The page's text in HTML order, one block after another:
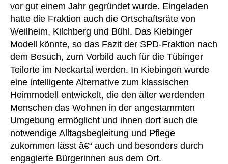
vor gut einem Jahr gegründet wurde. Eingeladen
hatte die Fraktion auch die Ortschaftsräte von
Weilheim, Kilchberg und Bühl. Das Kiebinger
Modell könnte, so das Fazit der SPD-Fraktion nach
dem Besuch, zum Vorbild auch für die Tübinger
Teilorte im Neckartal werden. In Kiebingen wurde
eine intelligente Alternative zum klassischen
Heimmodell entwickelt, die den älter werdenden
Menschen das Wohnen in der angestammten
Umgebung ermöglicht und ihnen dort auch die
notwendige Alltagsbegleitung und Pflege
zukommen lässt â€“ auch und besonders durch
engagierte Bürgerinnen aus dem Ort.